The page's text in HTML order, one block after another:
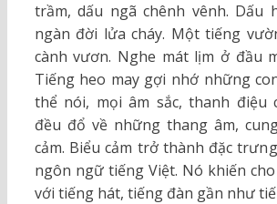
trầm, dấu ngã chênh vênh. Dấu
ngàn đời lửa cháy. Một tiếng
cành vươn. Nghe mát lịm ở đầu
Tiếng heo may gợi nhớ những
thể nói, mọi âm sắc, thanh điệu
đều đổ về những thang âm,
cảm. Biểu cảm trở thành đặc
ngôn ngữ tiếng Việt. Nó khiến
với tiếng hát, tiếng đàn gần như